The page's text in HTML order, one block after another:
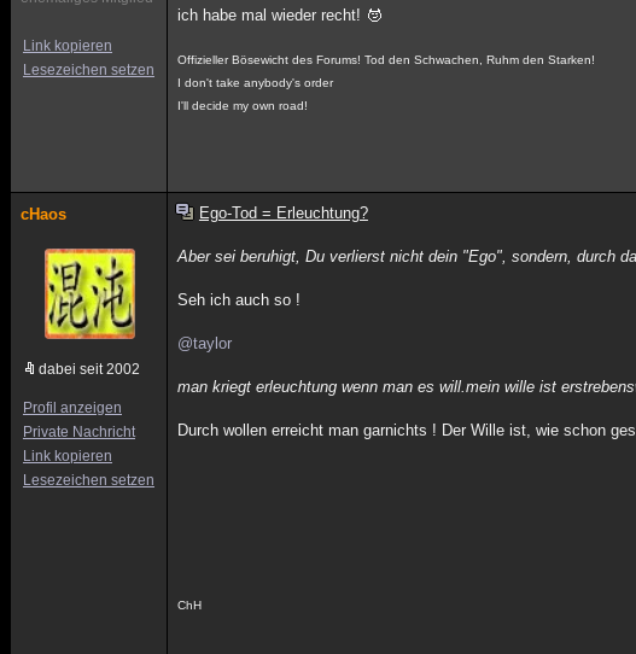
Link kopieren
Lesezeichen setzen
ich habe mal wieder recht!
Offizieller Bösewicht des Forums! Tod den Schwachen, Ruhm den Starken!
I don't take anybody's order
I'll decide my own road!
cHaos
dabei seit 2002
Profil anzeigen
Private Nachricht
Link kopieren
Lesezeichen setzen
Ego-Tod = Erleuchtung?
Aber sei beruhigt, Du verlierst nicht dein "Ego", sondern, durch
Seh ich auch so !
@taylor
man kriegt erleuchtung wenn man es will.mein wille ist
Durch wollen erreicht man garnichts ! Der Wille ist, wie schon
ChH